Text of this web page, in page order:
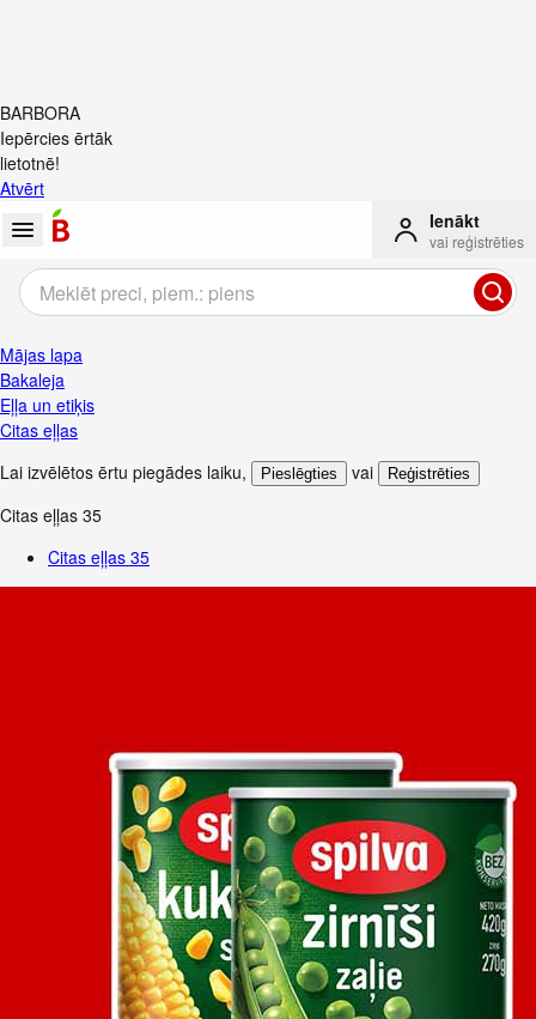
BARBORA
Iepērcies ērtāk
lietotnē!
Atvērt
Ienākt
vai reģistrēties
Mājas lapa
Bakaleja
Eļļa un etiķis
Citas eļļas
Lai izvēlētos ērtu piegādes laiku, Pieslēgties vai Reģistrēties
Citas eļļas 35
Citas eļļas 35